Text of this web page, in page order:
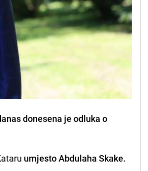
donesena je odluka o
umjesto Abdulaha Skake.